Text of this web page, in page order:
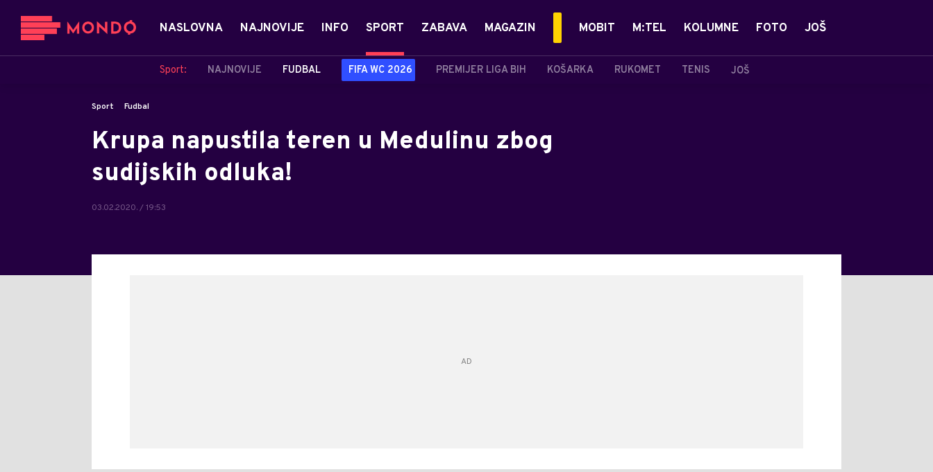
NASLOVNA NAJNOVIJE INFO SPORT
Sport: NAJNOVIJE FUDBAL FIFA WC 2026 PREMIJER LIGA BIH KOŠARKA RUKOMET TENIS JOŠ
ZABAVA MAGAZIN MOBIT M:TEL KOLUMNE FOTO JOŠ
Sport Fudbal
Krupa napustila teren u Medulinu zbog
sudijskih odluka!
03.02.2020. / 19:53